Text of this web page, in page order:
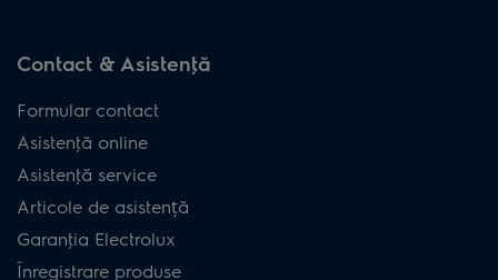
Contact & Asistenţă
Formular contact
Asistenţă online
Asistenţă service
Articole de asistență
Garanţia Electrolux
Înregistrare produse